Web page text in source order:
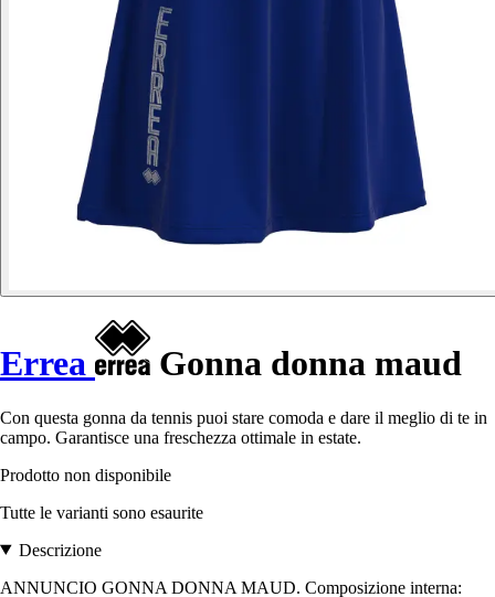
Errea Gonna donna maud
Con questa gonna da tennis puoi stare comoda e dare il meglio di te in
campo. Garantisce una freschezza ottimale in estate.
Prodotto non disponibile
Tutte le varianti sono esaurite
Descrizione
ANNUNCIO GONNA DONNA MAUD. Composizione interna: